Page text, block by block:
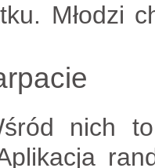
Młodzi
nich